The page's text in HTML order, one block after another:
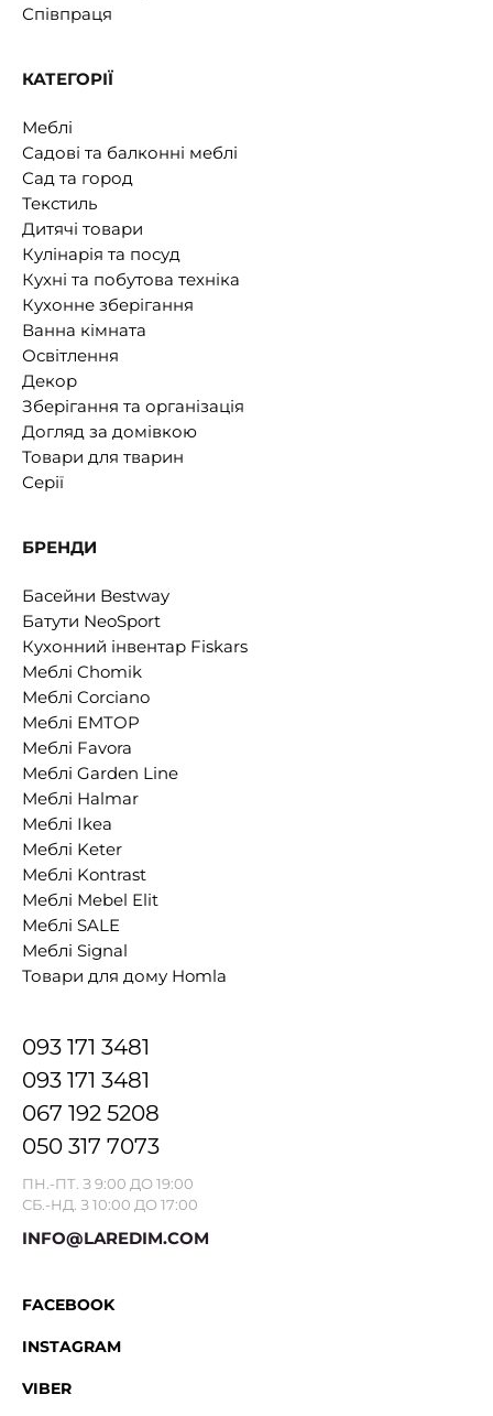
Співпраця
КАТЕГОРІЇ
Меблі
Садові та балконні меблі
Сад та город
Текстиль
Дитячі товари
Кулінарія та посуд
Кухні та побутова техніка
Кухонне зберігання
Ванна кімната
Освітлення
Декор
Зберігання та організація
Догляд за домівкою
Товари для тварин
Серії
БРЕНДИ
Басейни Bestway
Батути NeoSport
Кухонний інвентар Fiskars
Меблі Chomik
Меблі Corciano
Меблі EMTOP
Меблі Favora
Меблі Garden Line
Меблі Halmar
Меблі Ikea
Меблі Keter
Меблі Kontrast
Меблі Mebel Elit
Меблі SALE
Меблі Signal
Товари для дому Homla
093 171 3481
093 171 3481
067 192 5208
050 317 7073
ПН.-ПТ. З 9:00 ДО 19:00
СБ.-НД. З 10:00 ДО 17:00
INFO@LAREDIM.COM
FACEBOOK
INSTAGRAM
VIBER